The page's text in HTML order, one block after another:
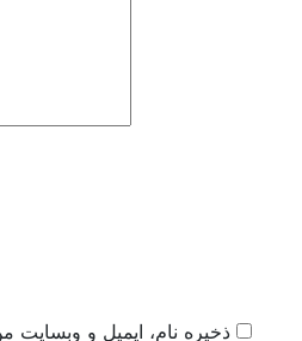
ذخیره نام، ایمیل و وبسایت